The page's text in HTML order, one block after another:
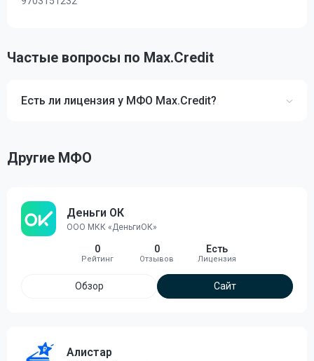
Частые вопросы по Max.Credit
Есть ли лицензия у МФО Max.Credit?
Другие МФО
Деньги ОК
ООО МКК «ДеньгиОК»
0 0 Есть
Обзор Сайт
Алистар